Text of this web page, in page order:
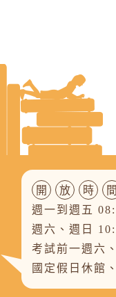
開 放 時
間
週一到週五
週六、週日
考試前一週六
國定假日休館